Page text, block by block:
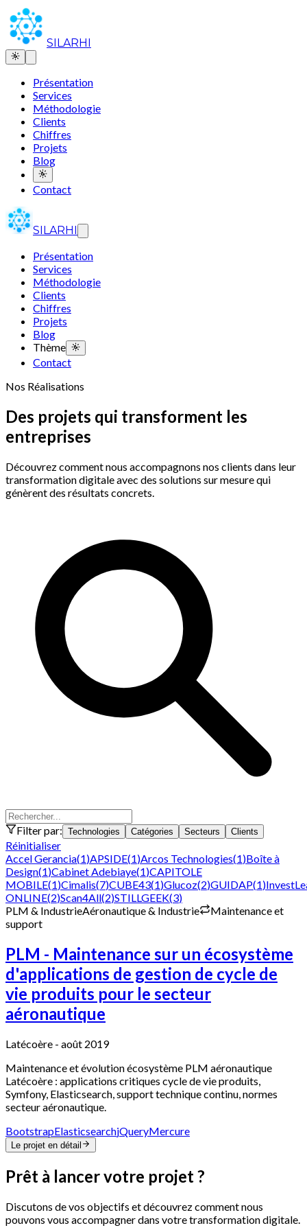
SILARHI
Présentation
Services
Méthodologie
Clients
Chiffres
Projets
Blog
Contact
SILARHI
Présentation
Services
Méthodologie
Clients
Chiffres
Projets
Blog
Thème
Contact
Nos Réalisations
Des projets qui transforment les
entreprises
Découvrez comment nous accompagnons nos clients dans leur
transformation digitale avec des solutions sur mesure qui
génèrent des résultats concrets.
Filter par: Technologies Catégories Secteurs Clients
Réinitialiser
Accel Gerancia(1)APSIDE(1)Arcos Technologies(1)Boîte à
Design(1)Cabinet Adebiaye(1)CAPITOLE
MOBILE(1)Cimalis(7)CUBE43(1)Glucoz(2)GUIDAP(1)
ONLINE(2)Scan4All(2)STILLGEEK(3)
PLM & IndustrieAéronautique & Industrie
Maintenance et
support
PLM - Maintenance sur un écosystème
d'applications de gestion de cycle de
vie produits pour le secteur
aéronautique
Latécoère - août 2019
Maintenance et évolution écosystème PLM aéronautique
Latécoère : applications critiques cycle de vie produits,
Symfony, Elasticsearch, support technique continu, normes
secteur aéronautique.
BootstrapElasticsearchjQueryMercure
Le projet en détail
Prêt à lancer votre projet ?
Discutons de vos objectifs et découvrez comment nous
pouvons vous accompagner dans votre transformation digitale.